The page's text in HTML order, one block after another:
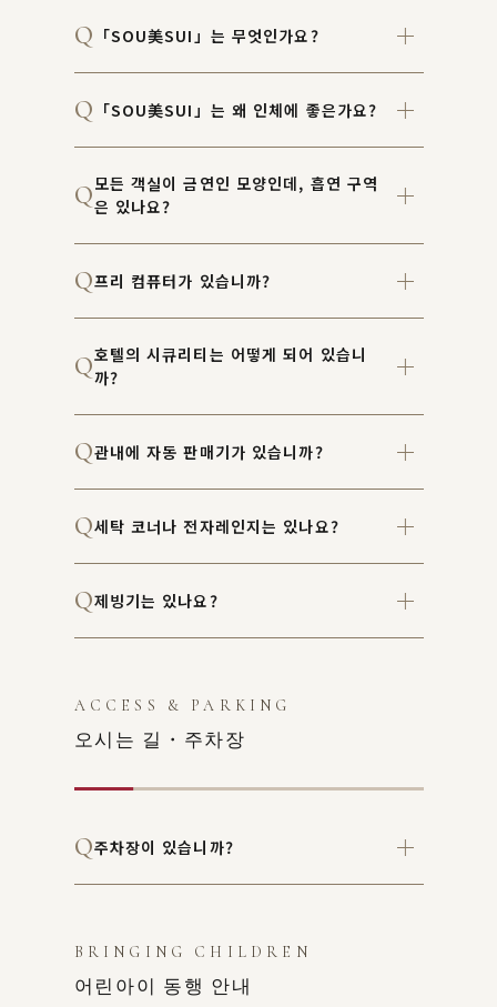
「SOU美SUI」는 무엇인가요?
「SOU美SUI」는 왜 인체에 좋은가요?
모든 객실이 금연인 모양인데, 흡연 구역
은 있나요?
프리 컴퓨터가 있습니까?
호텔의 시큐리티는 어떻게 되어 있습니
까?
관내에 자동 판매기가 있습니까?
세탁 코너나 전자레인지는 있나요?
제빙기는 있나요?
ACCESS & PARKING
오시는 길・주차장
주차장이 있습니까?
BRINGING CHILDREN
어린아이 동행 안내